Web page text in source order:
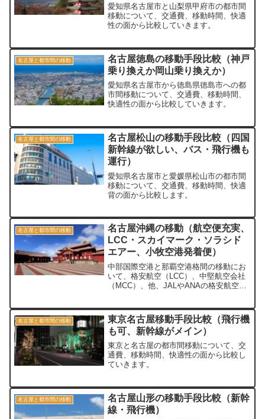
愛知県名古屋市と山梨県甲府市の都市間
移動について、交通費、移動時間、快適
性の面から比較していきます。
名古屋と都市間の移動
名古屋徳島の移動手段比較（神戸
乗り換えか岡山乗り換えか）
愛知県名古屋市から徳島県徳島市への都
市間移動について、交通費、移動時間、
快適性の面から比較していきます。
名古屋と都市間の移動
名古屋松山の移動手段比較（四国
新幹線が欲しい、バス・飛行機も
運行）
愛知県名古屋市と愛媛県松山市の都市間
移動について、交通費、移動時間、快適
背の面から比較します。
名古屋と都市間の移動
名古屋沖縄の移動（航空便充実、
LCC・スカイマーク・ソラシド
エアー、小牧空港発着便）
中部国際空港と那覇空港格間の移動にお
いて、格安航空（LCC）、中堅航空会社
（MCC）、他、JALやANAの格安航空券
点から比較していきます。
名古屋と都市間の移動
東京名古屋移動手段比較（飛行機
も可、新幹線がメイン）
東京と名古屋の都市間移動について、交
通費、移動時間、快適性の面から比較し
ていきます。
名古屋と都市間の移動
名古屋山形の移動手段比較（新幹
線・飛行機）